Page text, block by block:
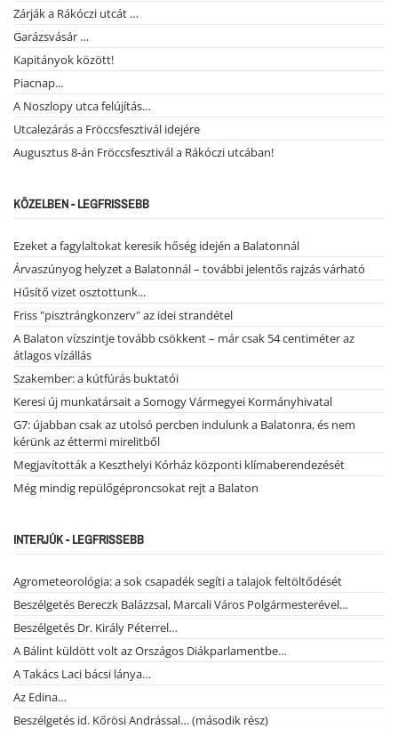
Zárják a Rákóczi utcát …
Garázsvásár …
Kapitányok között!
Piacnap...
A Noszlopy utca felújítás…
Utcalezárás a Fröccsfesztivál idejére
Augusztus 8-án Fröccsfesztivál a Rákóczi utcában!
KÖZELBEN - LEGFRISSEBB
Ezeket a fagylaltokat keresik hőség idején a Balatonnál
Árvaszúnyog helyzet a Balatonnál – további jelentős rajzás várható
Hűsítő vizet osztottunk...
Friss "pisztrángkonzerv" az idei strandétel
A Balaton vízszintje tovább csökkent – már csak 54 centiméter az
átlagos vízállás
Szakember: a kútfúrás buktatói
Keresi új munkatársait a Somogy Vármegyei Kormányhivatal
G7: újabban csak az utolsó percben indulunk a Balatonra, és nem
kérünk az éttermi mirelitből
Megjavították a Keszthelyi Kórház központi klímaberendezését
Még mindig repülőgéproncsokat rejt a Balaton
INTERJÚK - LEGFRISSEBB
Agrometeorológia: a sok csapadék segíti a talajok feltöltődését
Beszélgetés Bereczk Balázzsal, Marcali Város Polgármesterével…
Beszélgetés Dr. Király Péterrel…
A Bálint küldött volt az Országos Diákparlamentbe…
A Takács Laci bácsi lánya…
Az Edina…
Beszélgetés id. Kőrösi Andrással… (második rész)